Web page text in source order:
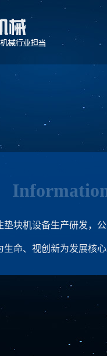
垫块机设备生产研发，
生命、视创新为发展核心